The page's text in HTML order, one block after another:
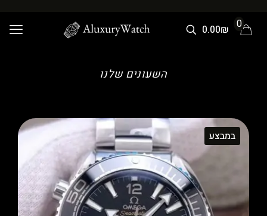
0
0.00₪
השעונים שלנו
במבצע